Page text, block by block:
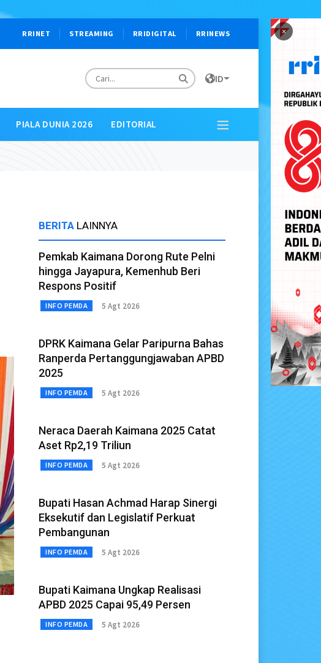
×
RRINET STREAMING RRIDIGITAL RRINEWS
ID
PIALA DUNIA 2026 EDITORIAL
BERITA LAINNYA
Pemkab Kaimana Dorong Rute Pelni
hingga Jayapura, Kemenhub Beri
Respons Positif
INFO PEMDA 5 Agt 2026
DPRK Kaimana Gelar Paripurna Bahas
Ranperda Pertanggungjawaban APBD
2025
INFO PEMDA 5 Agt 2026
Neraca Daerah Kaimana 2025 Catat
Aset Rp2,19 Triliun
INFO PEMDA 5 Agt 2026
Bupati Hasan Achmad Harap Sinergi
Eksekutif dan Legislatif Perkuat
Pembangunan
INFO PEMDA 5 Agt 2026
Bupati Kaimana Ungkap Realisasi
APBD 2025 Capai 95,49 Persen
INFO PEMDA 5 Agt 2026